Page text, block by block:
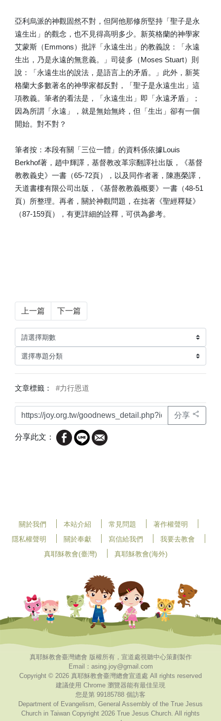
亞利烏派的神觀固然不對，但阿他那修所堅持「聖子是永
遠生出」的觀念，也不見得高明多少。新英格蘭的神學家
艾蒙斯（Emmons）批評「永遠生出」的教義說：「永遠
生出，乃是永遠的無意義。」司徒多（Moses Stuart）則
說：「永遠生出的說法，是語言上的矛盾。」此外，新英
格蘭大多數著名的神學家都反對，「聖子是永遠生出」這
項教義。筆者的看法是，「永遠生出」即「永遠矛盾」；
因為所謂「永遠」，就是無始無終，但「生出」卻有一個
開始。對不對？
筆者按：本段有關「三位一體」的資料係依據Louis
Berkhof著，趙中輝譯，基督教改革宗翻譯社出版，《基督
教教義史》一書（65-72頁），以及同作者著，陳惠榮譯，
天道書樓有限公司出版，《基督教教義概要》一書（48-51
頁）所整理。再者，關於神觀問題，在拙著《聖經釋疑》
（87-159頁），有更詳細的詮釋，可供為參考。
上一篇 下一篇
文章標籤： #力行恩道
分享
分享此文：
關於我們 本站介紹 常見問題
著作權聲明
隱私權聲明
關於奉獻 寫信給我們
我要去教會
真耶穌教會(臺灣)
真耶穌教會(海外)
真耶穌教會臺灣總會 版權所有，宣道處視聽中心策劃製作
Email：asing.joy@gmail.com
Copyright © 2026 真耶穌教會臺灣總會宣道處 All rights reserved
建議使用 Chrome 瀏覽器能有最佳呈現
您是第 99185788 個訪客
Department of Evangelism, General Assembly of the True Jesus
Church in Taiwan Copyright 2026 True Jesus Church. All rights